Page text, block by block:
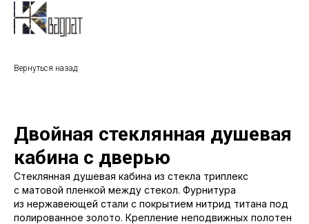
Вернуться назад
Двойная стеклянная душевая
кабина с дверью
Стеклянная душевая кабина из стекла триплекс
с матовой пленкой между стекол. Фурнитура
из нержавеющей стали с покрытием нитрид титана под
полированное золото. Крепление неподвижных полотен